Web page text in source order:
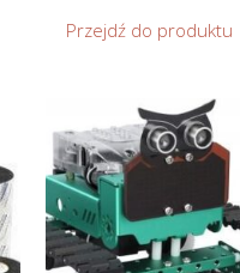
Przejdź do produktu